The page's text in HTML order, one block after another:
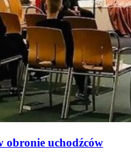
obronie uchodźców